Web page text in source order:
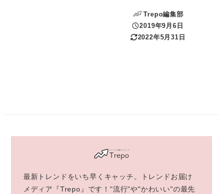
Trepo編集部
投稿日
2019年9月6日
更新日
2022年5月31日
最新トレンドをいち早くキャッチ。トレンドお届け
メディア『Trepo』です！"流行"や"かわいい"の最先